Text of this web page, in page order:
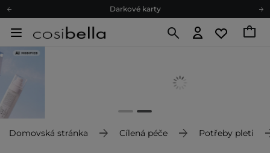
Darkové karty
Domovská stránka Cílená péče Potřeby pleti